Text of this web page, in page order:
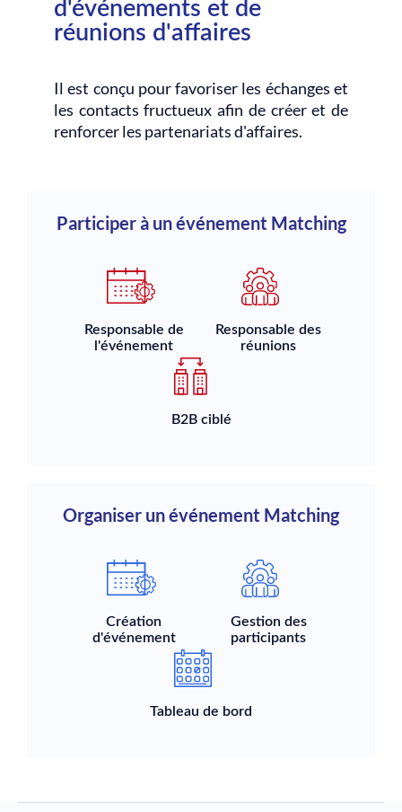
d'événements et de
réunions d'affaires
Il est conçu pour favoriser les échanges et
les contacts fructueux afin de créer et de
renforcer les partenariats d'affaires.
Participer à un événement Matching
Responsable de
l'événement
Responsable des
réunions
B2B ciblé
Organiser un événement Matching
Création
d'événement
Gestion des
participants
Tableau de bord